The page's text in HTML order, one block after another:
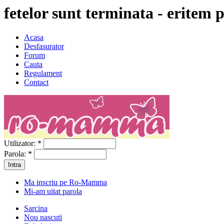
fetelor sunt terminata - eritem
Acasa
Desfasurator
Forum
Cauta
Regulament
Contact
Utilizator: *
Parola: *
Ma inscriu pe Ro-Mamma
Mi-am uitat parola
Sarcina
Nou nascuti